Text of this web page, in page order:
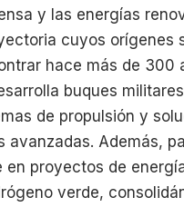
y las energías
cuyos orígenes
hace más de 300
buques
de propulsión y
avanzadas. Además,
en proyectos de
verde,